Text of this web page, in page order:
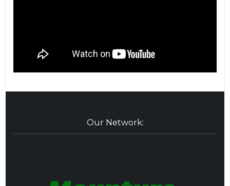
Our Network: